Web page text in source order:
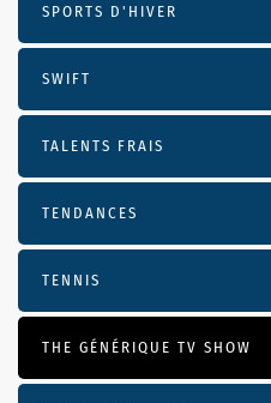
SPORTS D'HIVER
SWIFT
TALENTS FRAIS
TENDANCES
TENNIS
THE GÉNÉRIQUE TV SHOW